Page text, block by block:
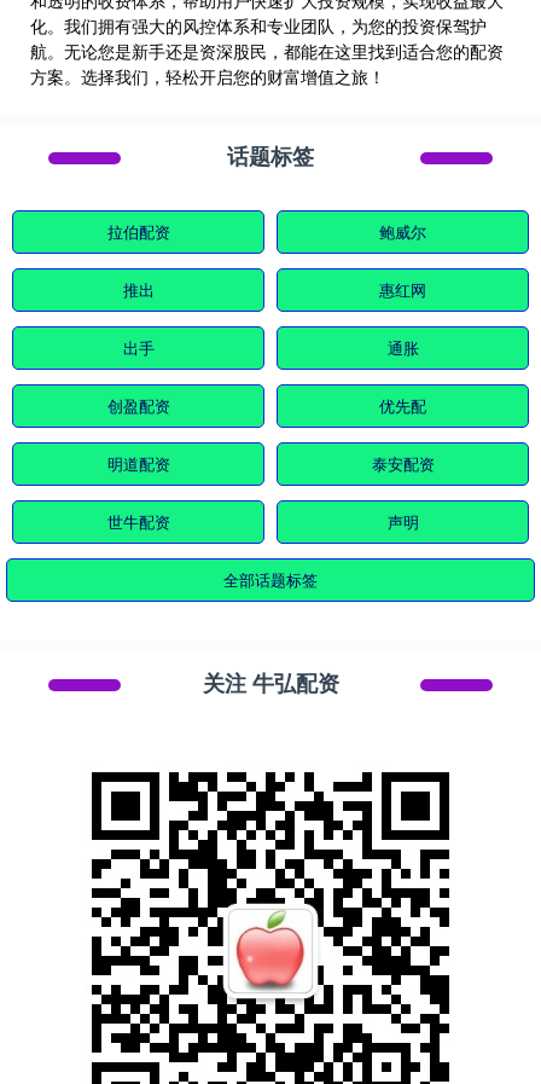
化。我们拥有强大的风控体系和专业团队，为您的投资保驾护
航。无论您是新手还是资深股民，都能在这里找到适合您的配资
方案。选择我们，轻松开启您的财富增值之旅！
话题标签
拉伯配资 鲍威尔
推出 惠红网
出手 通胀
创盈配资 优先配
明道配资 泰安配资
世牛配资 声明
全部话题标签
关注 牛弘配资